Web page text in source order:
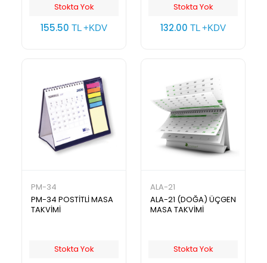
Stokta Yok
155.50 TL +KDV
Stokta Yok
132.00 TL +KDV
PM-34
PM-34 POSTİTLİ MASA
TAKVİMİ
Stokta Yok
ALA-21
ALA-21 (DOĞA) ÜÇGEN
MASA TAKVİMİ
Stokta Yok